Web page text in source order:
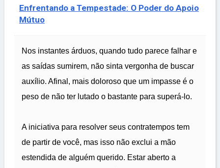
Enfrentando a Tempestade: O Poder do Apoio
Mútuo
Nos instantes árduos, quando tudo parece falhar e
as saídas sumirem, não sinta vergonha de buscar
auxílio. Afinal, mais doloroso que um impasse é o
peso de não ter lutado o bastante para superá-lo.
A iniciativa para resolver seus contratempos tem
de partir de você, mas isso não exclui a mão
estendida de alguém querido. Estar aberto a